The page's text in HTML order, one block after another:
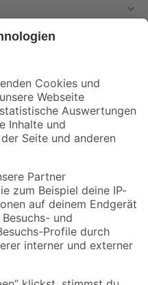
Aktionen mehr verpassen!